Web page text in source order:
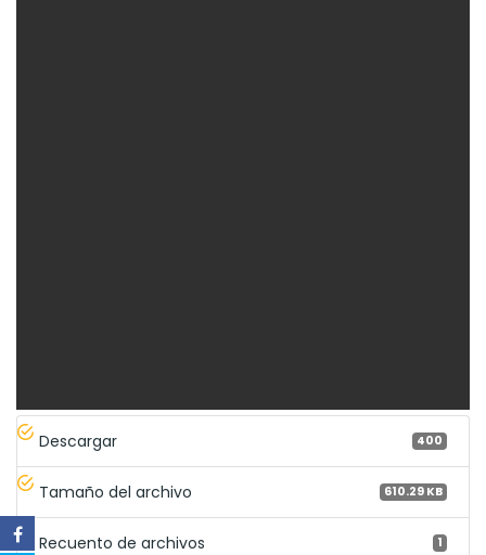
Descargar 400
Tamaño del archivo 610.29 KB
Recuento de archivos 1